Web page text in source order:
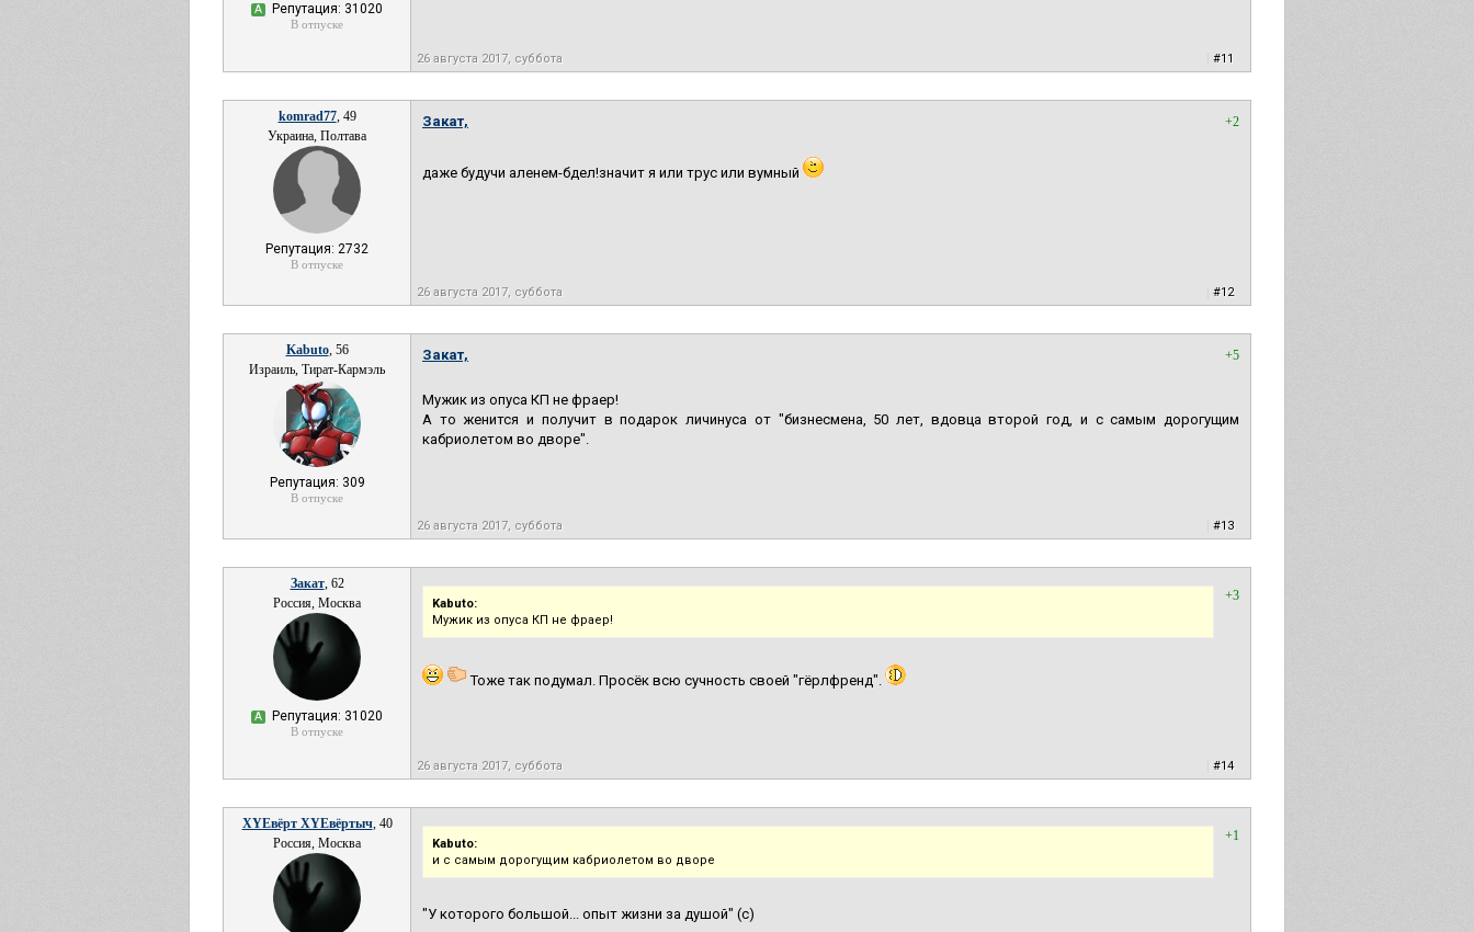
А Репутация: 31020
В отпуске
26 августа 2017, суббота #11
komrad77, 49
Украина, Полтава
Репутация: 2732
В отпуске
+2
Закат,
даже будучи аленем-бдел!значит я или трус или вумный
26 августа 2017, суббота #12
Kabuto, 56
Израиль, Тират-Кармэль
Репутация: 309
В отпуске
+5
Закат,
Мужик из опуса КП не фраер!
А то женится и получит в подарок личинуса от "бизнесмена, 50 лет, вдовца второй год, и с самым дорогущим
кабриолетом во дворе".
26 августа 2017, суббота #13
Закат, 62
Россия, Москва
А Репутация: 31020
В отпуске
+3
Kabuto:
Мужик из опуса КП не фраер!
Тоже так подумал. Просёк всю сучность своей "гёрлфренд".
26 августа 2017, суббота #14
XYEвёрт XYEвёртыч, 40
Россия, Москва
+1
Kabuto:
и с самым дорогущим кабриолетом во дворе
"У которого большой... опыт жизни за душой" (с)